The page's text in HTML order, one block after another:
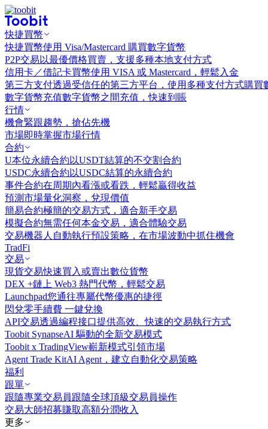
快捷買幣
快捷買幣使用 Visa/Mastercard 購買數字貨幣
P2P交易 以最優價格買賣，支援多種本地支付方式
信用卡／借記卡買幣使用 VISA 或 Mastercard，輕鬆入金
第三方支付透過受信任的第三方平台，使用多種支付方式購買
數字貨幣充值數字貨幣之間充值，快速到賬
行情
機會緊跟趨勢，搶佔先機
市場即時掌握市場行情
合約
U本位永續合約 以USDT結算的不交割合約
USDC永續合約 以USDC結算的永續合約
事件合約在周期內看漲或看跌，輕鬆贏得收益
預測市場量化洞察，兌現價值
簡易合約極簡的交易方式，適合新手交易
模擬合約無需任何本金交易，適合體驗交易
交易機器人 自動執行預設策略，在市場波動中抓住機會
TradFi
交易
現貨交易快速買入或賣出數位貨幣
DEX +鏈上 Web3 熱門代幣，輕鬆交易
Launchpad您通往專屬代幣優惠的捷徑
閃兌零手續費 一鍵兌換
API交易透過編程接口提供高效、快速的交易執行方式
Toobit SynapseAI 驅動的全新交易模式
Toobit x TradingView嶄新模式引領市場
Agent Trade KitAI Agent，建立自動化交易策略
福利
跟單
跟隨專業交易員跟隨全球頂級交易員操作
交易大師招募賺取高額分潤收入
更多